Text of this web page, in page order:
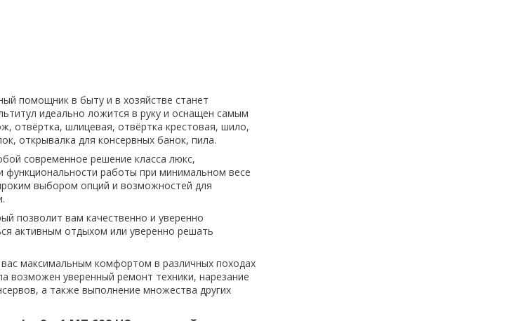
помощник в быту и в хозяйстве станет
идеально ложится в руку и оснащен самым
отвёртка, шлицевая, отвёртка крестовая, шило,
открывалка для консервных банок, пила.
современное решение класса люкс,
функциональности работы при минимальном весе
выбором опций и возможностей для
позволит вам качественно и уверенно
активным отдыхом или уверенно решать
максимальным комфортом в различных походах
возможен уверенный ремонт техники, нарезание
а также выполнение множества других